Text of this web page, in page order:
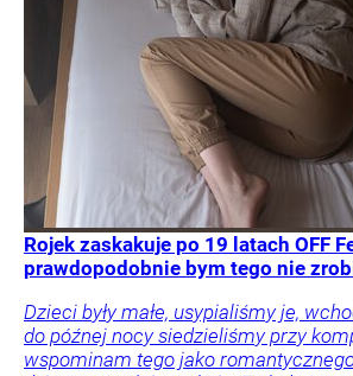
Rojek zaskakuje po 19 latach OFF
prawdopodobnie bym tego nie
Dzieci były małe, usypialiśmy je,
do późnej nocy siedzieliśmy przy
wspominam tego jako